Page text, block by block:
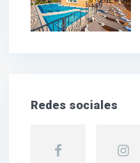
Redes sociales